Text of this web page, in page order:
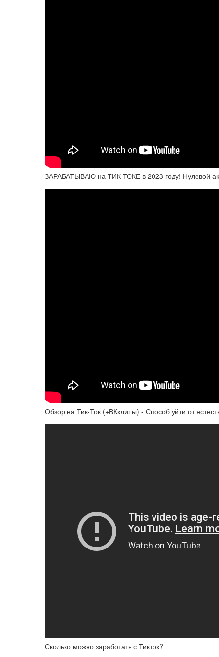
ЗАРАБАТЫВАЮ на ТИК ТОКЕ в 2023 году! Нулевой
Обзор на Тик-Ток (+ВКклипы) - Способ уйти от
Сколько можно заработать с Тикток?